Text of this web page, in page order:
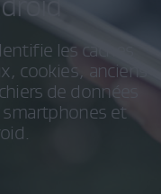
les caches
cookies, anciens
de données
et